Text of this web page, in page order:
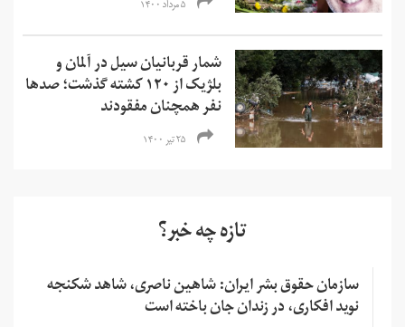
۵ مرداد ۱۴۰۰
شمار قربانیان سیل در آلمان و
بلژیک از ۱۲۰ کشته گذشت؛ صدها
نفر همچنان مفقودند
۲۵ تیر ۱۴۰۰
تازه چه خبر؟
سازمان حقوق بشر ایران: شاهین ناصری، شاهد شکنجه
نوید افکاری، در زندان جان باخته است